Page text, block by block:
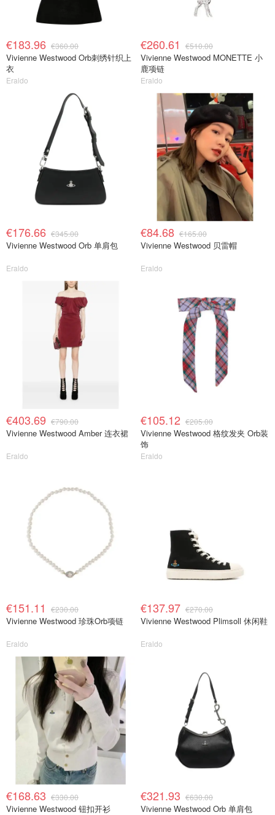
€183.96 €360.00
Vivienne Westwood Orb刺绣针织上
衣
Eraldo
€260.61 €510.00
Vivienne Westwood MONETTE 小
鹿项链
Eraldo
€176.66 €345.00
Vivienne Westwood Orb 单肩包
Eraldo
€84.68 €165.00
Vivienne Westwood 贝雷帽
Eraldo
€403.69 €790.00
Vivienne Westwood Amber 连衣裙
Eraldo
€105.12 €205.00
Vivienne Westwood 格纹发夹 Orb装
饰
Eraldo
€151.11 €230.00
Vivienne Westwood 珍珠Orb项链
Eraldo
€137.97 €270.00
Vivienne Westwood Plimsoll 休闲鞋
Eraldo
€168.63 €330.00
Vivienne Westwood 钮扣开衫
€321.93 €630.00
Vivienne Westwood Orb 单肩包